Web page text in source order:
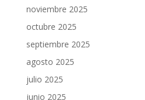
noviembre 2025
octubre 2025
septiembre 2025
agosto 2025
julio 2025
junio 2025